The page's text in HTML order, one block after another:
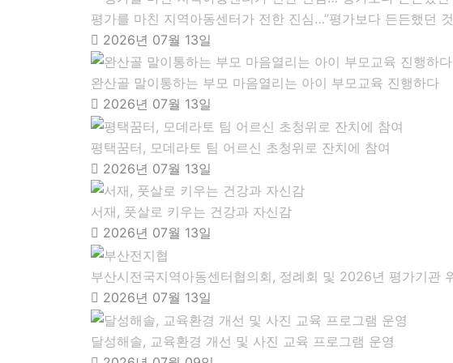
평가를 마친 지역아동센터가 전한 진심…”평가보다 든든했던
2026년 07월 13일
완산골 말이통하는 부모 마음열리는 아이 부모교육 진행하다
2026년 07월 13일
평택꿈터, 모데라토 팀 어르신 초청위로 잔치에 참여
2026년 07월 13일
서재, 풋살로 키우는 건강과 자신감
2026년 07월 13일
부산시전국지역아동센터협의회, 정례회 및 2026년 평가기관
2026년 07월 13일
달성해솔, 교육환경 개선 및 사진 교육 프로그램 운영